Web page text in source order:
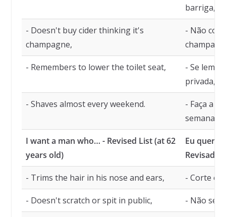
barriga,
- Doesn't buy cider thinking it's
champagne,
- Não
- Remembers to lower the toilet seat,
- Se
privada,
- Shaves almost every weekend.
- Faça a
semana.
I want a man who… - Revised List (at 62
years old)
Eu quero
Revisada
- Trims the hair in his nose and ears, - Corte os
- Doesn't scratch or spit in public, - Não se